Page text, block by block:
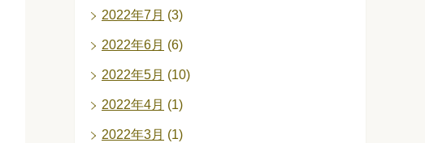
2022年7月 (3)
2022年6月 (6)
2022年5月 (10)
2022年4月 (1)
2022年3月 (1)